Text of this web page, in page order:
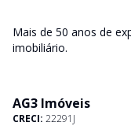
Mais de 50 anos de
imobiliário.
AG3 Imóveis
CRECI: 22291J